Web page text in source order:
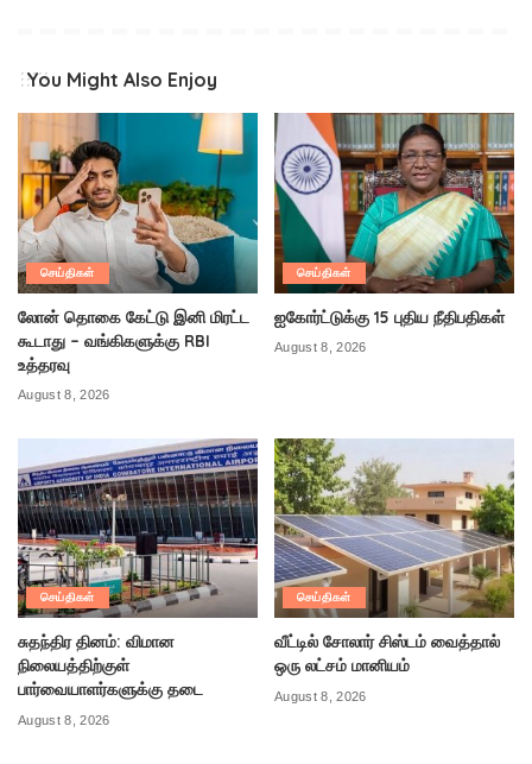
You Might Also Enjoy
செய்திகள்
லோன் தொகை கேட்டு இனி மிரட்ட
கூடாது – வங்கிகளுக்கு RBI
உத்தரவு
August 8, 2026
செய்திகள்
ஐகோர்ட்டுக்கு 15 புதிய நீதிபதிகள்
August 8, 2026
செய்திகள்
சுதந்திர தினம்: விமான
நிலையத்திற்குள்
பார்வையாளர்களுக்கு தடை
August 8, 2026
செய்திகள்
வீட்டில் சோலார் சிஸ்டம் வைத்தால்
ஒரு லட்சம் மானியம்
August 8, 2026